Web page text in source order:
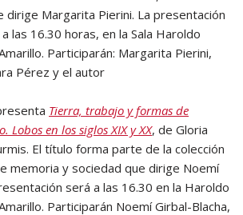
dirige Margarita Pierini. La presentación
las 16.30 horas, en la Sala Haroldo
Participarán: Margarita Pierini,
Pérez y el autor
Tierra, trabajo y formas de
en los siglos XIX y XX, de Gloria
El título forma parte de la colección
memoria y sociedad que dirige Noemí
será a las 16.30 en la Haroldo
Participarán Noemí Girbal-Blacha,